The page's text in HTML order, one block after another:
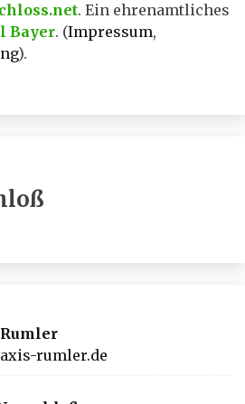
. Ein ehrenamtliches
Bayer. (Impressum,
).
rumler.de